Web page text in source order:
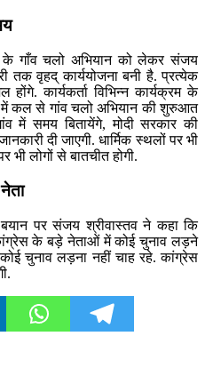
गाँव चलो अभियान को लेकर संजय
तक वृहद् कार्ययोजना बनी है. प्रत्येक
होंगे. कार्यकर्ता विभिन्न कार्यक्रम के
में कल से गांव चलो अभियान की शुरुआत
में समय बितायेंगे, मोदी सरकार की
दी जाएगी. धार्मिक स्थलों पर भी
भी लोगों से बातचीत होगी.
पर संजय श्रीवास्तव ने कहा कि
के बड़े नेताओं में कोई चुनाव लड़ने
चुनाव लड़ना नहीं चाह रहे. कांग्रेस